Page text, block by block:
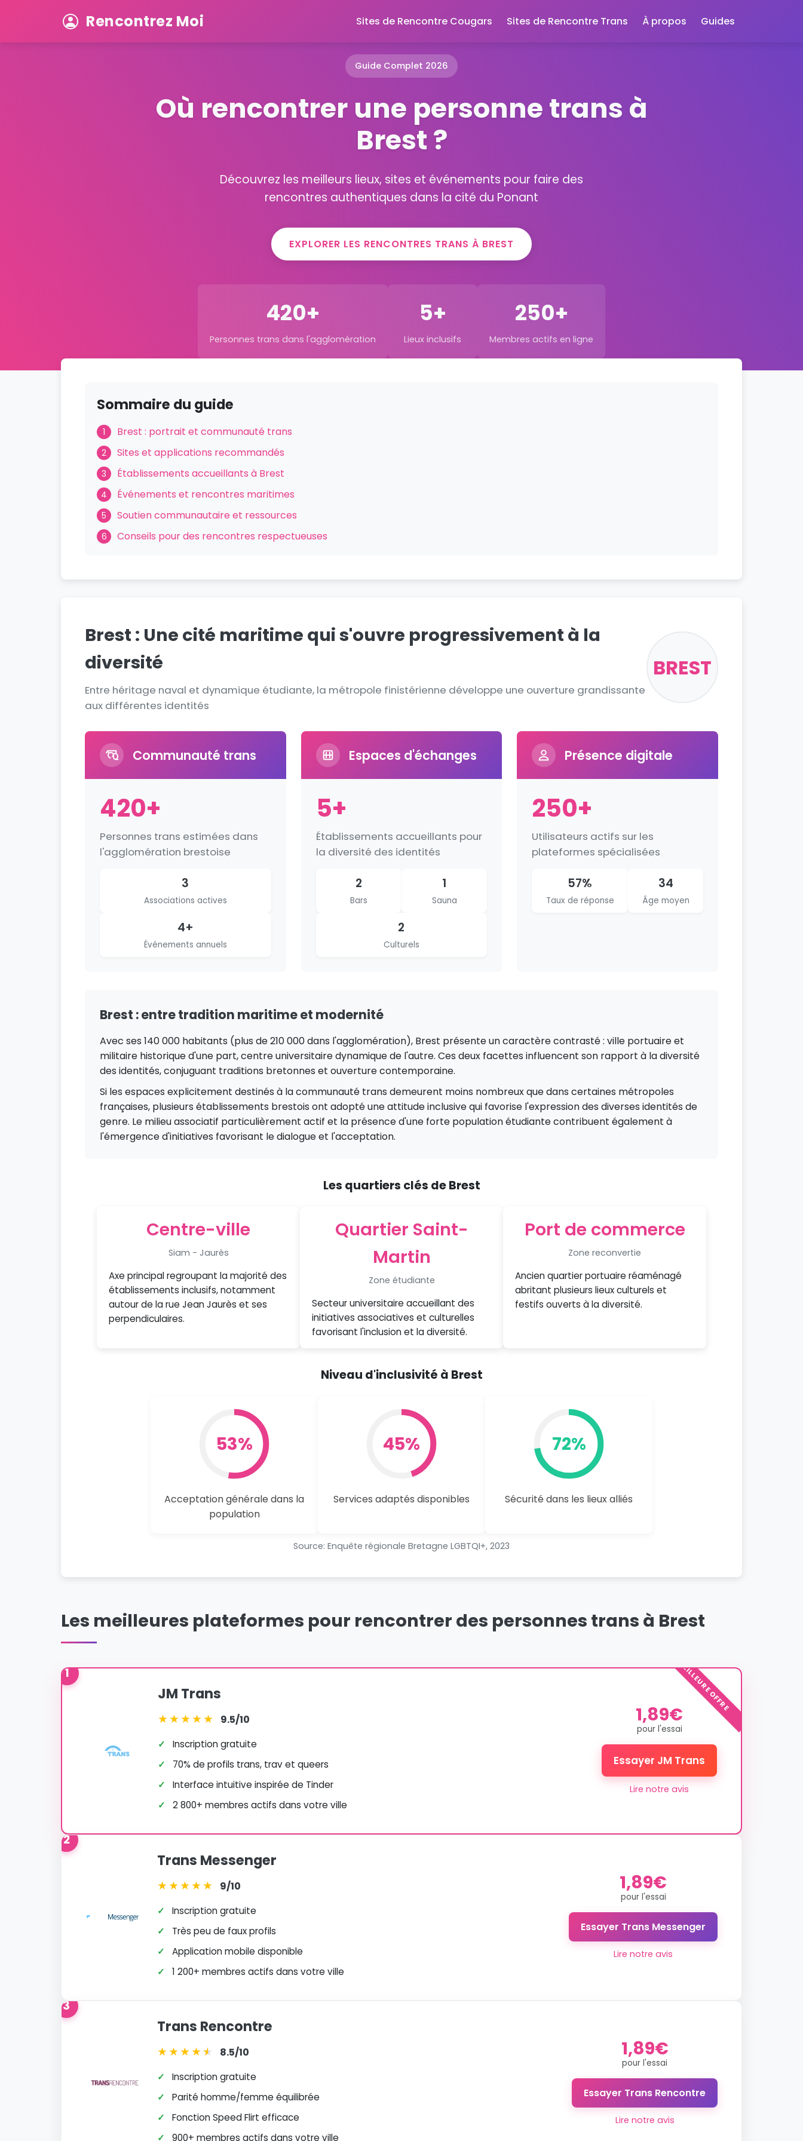
Rencontrez Moi Sites de Rencontre Cougars Sites de Rencontre Trans À propos Guides
Guide Complet 2026
Où rencontrer une personne trans à
Brest ?
Découvrez les meilleurs lieux, sites et événements pour faire des
rencontres authentiques dans la cité du Ponant
EXPLORER LES RENCONTRES TRANS À BREST
420+
Personnes trans dans l'agglomération
5+
Lieux inclusifs
250+
Membres actifs en ligne
Sommaire du guide
1 Brest : portrait et communauté trans
2 Sites et applications recommandés
3 Établissements accueillants à Brest
4 Événements et rencontres maritimes
5 Soutien communautaire et ressources
6 Conseils pour des rencontres respectueuses
Brest : Une cité maritime qui s'ouvre progressivement à la
diversité
Entre héritage naval et dynamique étudiante, la métropole finistérienne développe une ouverture grandissante
aux différentes identités
BREST
Communauté trans
420+
Personnes trans estimées dans
l'agglomération brestoise
3
Associations actives
4+
Événements annuels
Espaces d'échanges
5+
Établissements accueillants pour
la diversité des identités
2
Bars
1
Sauna
2
Culturels
Présence digitale
250+
Utilisateurs actifs sur les
plateformes spécialisées
57%
Taux de réponse
34
Âge moyen
Brest : entre tradition maritime et modernité
Avec ses 140 000 habitants (plus de 210 000 dans l'agglomération), Brest présente un caractère contrasté : ville portuaire et
militaire historique d'une part, centre universitaire dynamique de l'autre. Ces deux facettes influencent son rapport à la diversité
des identités, conjuguant traditions bretonnes et ouverture contemporaine.
Si les espaces explicitement destinés à la communauté trans demeurent moins nombreux que dans certaines métropoles
françaises, plusieurs établissements brestois ont adopté une attitude inclusive qui favorise l'expression des diverses identités de
genre. Le milieu associatif particulièrement actif et la présence d'une forte population étudiante contribuent également à
l'émergence d'initiatives favorisant le dialogue et l'acceptation.
Les quartiers clés de Brest
Centre-ville
Siam - Jaurès
Axe principal regroupant la majorité des
établissements inclusifs, notamment
autour de la rue Jean Jaurès et ses
perpendiculaires.
Quartier Saint-
Martin
Zone étudiante
Secteur universitaire accueillant des
initiatives associatives et culturelles
favorisant l'inclusion et la diversité.
Port de commerce
Zone reconvertie
Ancien quartier portuaire réaménagé
abritant plusieurs lieux culturels et
festifs ouverts à la diversité.
Niveau d'inclusivité à Brest
53%
Acceptation générale dans la
population
45%
Services adaptés disponibles
72%
Sécurité dans les lieux alliés
Source: Enquête régionale Bretagne LGBTQI+, 2023
Les meilleures plateformes pour rencontrer des personnes trans à Brest
MEILLEURE OFFRE
1
JM Trans
★★★★★ 9.5/10
✓
Inscription gratuite
✓
70% de profils trans, trav et queers
✓
Interface intuitive inspirée de Tinder
✓
2 800+ membres actifs dans votre ville
1,89€
pour l'essai
Essayer JM Trans
Lire notre avis
2
Trans Messenger
★★★★★ 9/10
✓
Inscription gratuite
✓
Très peu de faux profils
✓
Application mobile disponible
✓
1 200+ membres actifs dans votre ville
1,89€
pour l'essai
Essayer Trans Messenger
Lire notre avis
3
Trans Rencontre
★★★★★
★ 8.5/10
✓
Inscription gratuite
✓
Parité homme/femme équilibrée
✓
Fonction Speed Flirt efficace
✓
900+ membres actifs dans votre ville
1,89€
pour l'essai
Essayer Trans Rencontre
Lire notre avis